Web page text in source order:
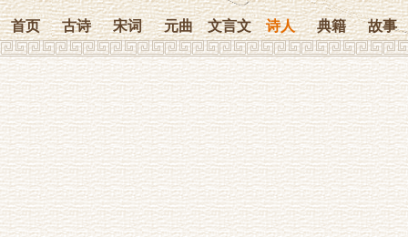
首页 古诗 宋词 元曲 文言文 诗人 典籍 故事